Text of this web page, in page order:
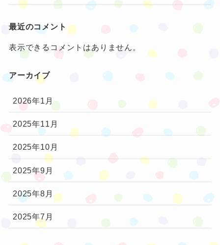
最近のコメント
表示できるコメントはありません。
アーカイブ
2026年1月
2025年11月
2025年10月
2025年9月
2025年8月
2025年7月